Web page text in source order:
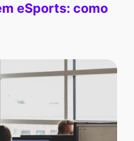
eSports: como